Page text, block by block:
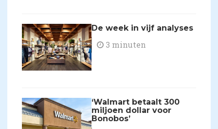
De week in vijf analyses
3 minuten
​‘Walmart betaalt 300
miljoen dollar voor
Bonobos’